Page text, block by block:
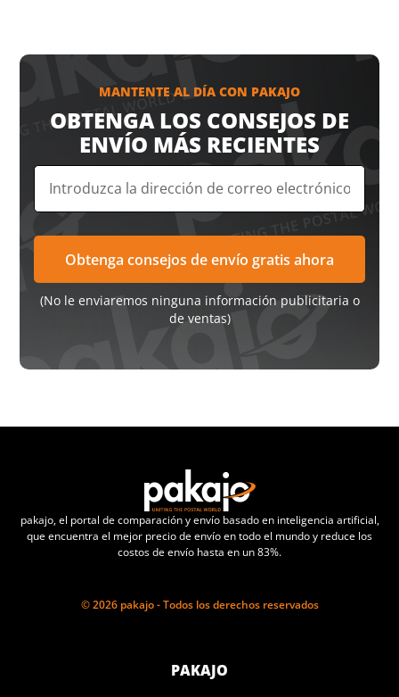
MANTENTE AL DÍA CON PAKAJO
OBTENGA LOS CONSEJOS DE
ENVÍO MÁS RECIENTES
(No le enviaremos ninguna información publicitaria o
de ventas)
pakajo, el portal de comparación y envío basado en inteligencia artificial,
que encuentra el mejor precio de envío en todo el mundo y reduce los
costos de envío hasta en un 83%.
© 2026 pakajo - Todos los derechos reservados
PAKAJO